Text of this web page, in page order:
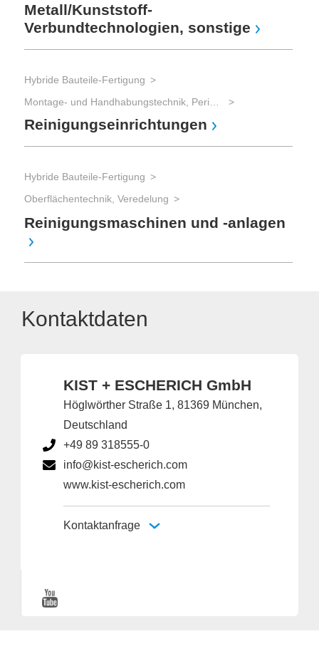
Metall/Kunststoff-
Verbundtechnologien, sonstige
Hybride Bauteile-Fertigung
Reinigungseinrichtungen
Hybride Bauteile-Fertigung
Oberflächentechnik, Veredelung
Reinigungsmaschinen und -anlagen
Kontaktdaten
KIST + ESCHERICH GmbH
Höglwörther Straße 1, 81369 München,
Deutschland
+49 89 318555-0
info@kist-escherich.com
www.kist-escherich.com
Kontaktanfrage